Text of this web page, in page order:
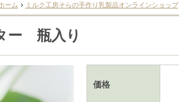
ーム ミルク工房そらの手作り乳製品オンラインショップ
ー 瓶入り
価格